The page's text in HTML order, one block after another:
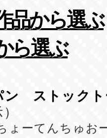
品から選ぶ
ら選ぶ
ン ストックト
ょーてんちゅお